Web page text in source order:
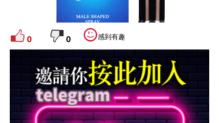
0 0 感到有趣